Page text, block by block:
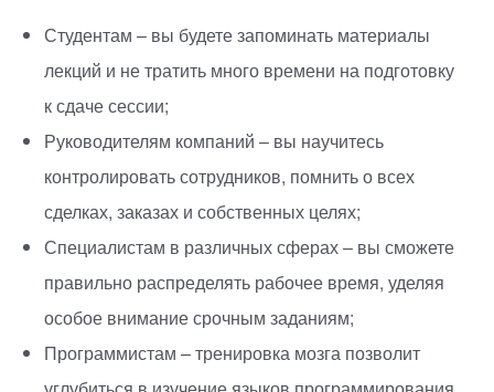
Студентам – вы будете запоминать материалы
лекций и не тратить много времени на подготовку
к сдаче сессии;
Руководителям компаний – вы научитесь
контролировать сотрудников, помнить о всех
сделках, заказах и собственных целях;
Специалистам в различных сферах – вы сможете
правильно распределять рабочее время, уделяя
особое внимание срочным заданиям;
Программистам – тренировка мозга позволит